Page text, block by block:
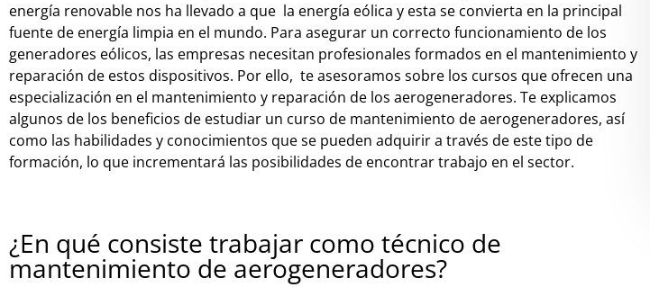
energía renovable nos ha llevado a que la energía eólica y esta se convierta en la principal
fuente de energía limpia en el mundo. Para asegurar un correcto funcionamiento de los
generadores eólicos, las empresas necesitan profesionales formados en el mantenimiento y
reparación de estos dispositivos. Por ello, te asesoramos sobre los cursos que ofrecen una
especialización en el mantenimiento y reparación de los aerogeneradores. Te explicamos
algunos de los beneficios de estudiar un curso de mantenimiento deaerogeneradores, así
como las habilidades y conocimientos quese pueden adquirira través de estetipo de
formación, lo que incrementará las posibilidades de encontrartrabajo en el sector.
¿En qué consiste trabajar como técnico de
mantenimiento de aerogeneradores?